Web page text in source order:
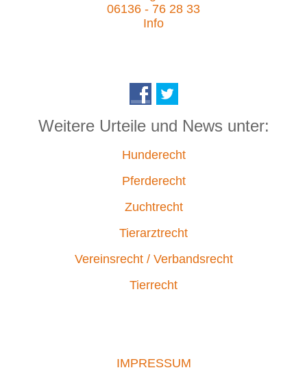
06136 - 76 28 33
Info
Weitere Urteile und News unter:
Hunderecht
Pferderecht
Zuchtrecht
Tierarztrecht
Vereinsrecht / Verbandsrecht
Tierrecht
IMPRESSUM